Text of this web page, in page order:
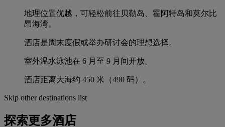
地理位置优越，可轻松前往贝勒岛、霍阿特岛和莫尔比
昂海湾。
酒店是周末度假或举办研讨会的理想选择。
室外温水泳池在 6 月至 9 月间开放。
酒店距离大海约 450 米（490 码）。
Skip other destinations list
探索更多酒店